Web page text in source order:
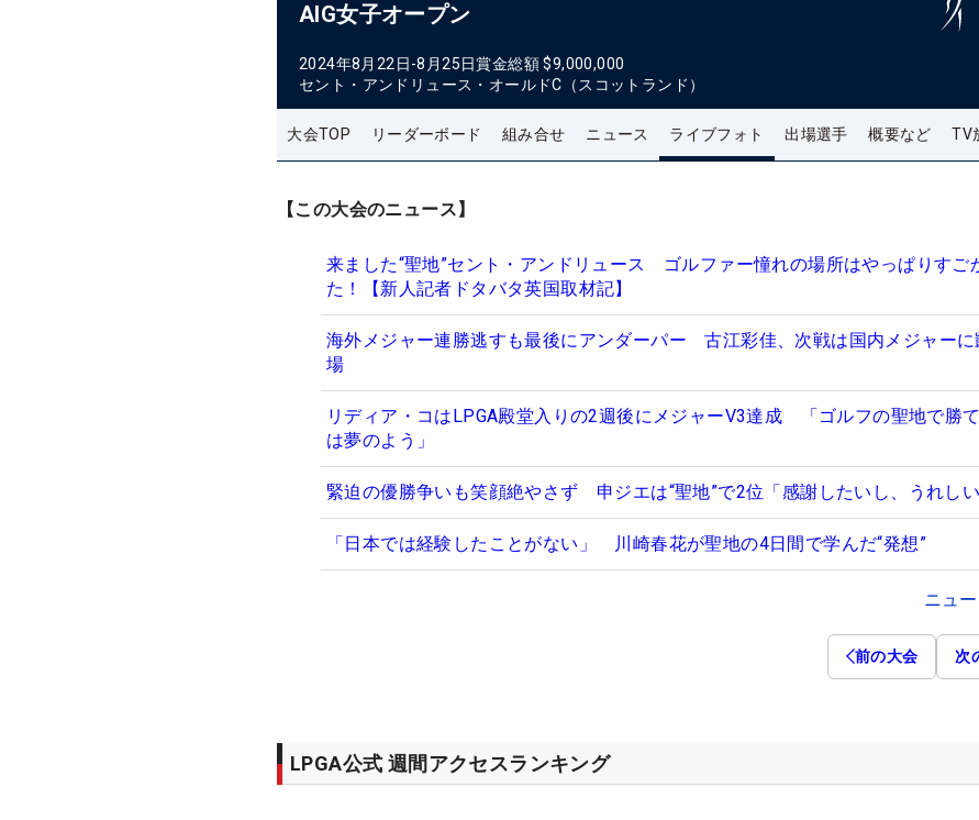
AIG女子オープン
2024年8月22日-8月25日賞金総額 $9,000,000
セント・アンドリュース・オールドC（スコットランド）
大会TOP リーダーボード 組み合せ ニュース ライブフォト 出場選手 概要など TV
【この大会のニュース】
来ました“聖地”セント・アンドリュース ゴルファー憧れの場所はやっぱりすご
た！【新人記者ドタバタ英国取材記】
海外メジャー連勝逃すも最後にアンダーパー 古江彩佳、次戦は国内メジャーに
場
リディア・コはLPGA殿堂入りの2週後にメジャーV3達成 「ゴルフの聖地で勝
は夢のよう」
緊迫の優勝争いも笑顔絶やさず 申ジエは“聖地”で2位「感謝したいし、うれしい
「日本では経験したことがない」 川崎春花が聖地の4日間で学んだ“発想”
ニュ
前の大会 次
LPGA公式 週間アクセスランキング